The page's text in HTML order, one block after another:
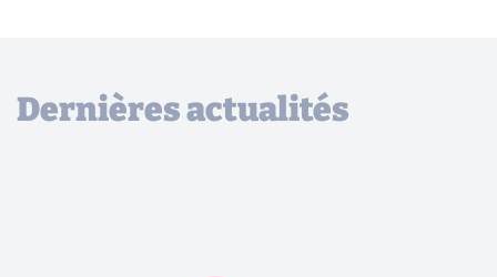
Dernières actualités